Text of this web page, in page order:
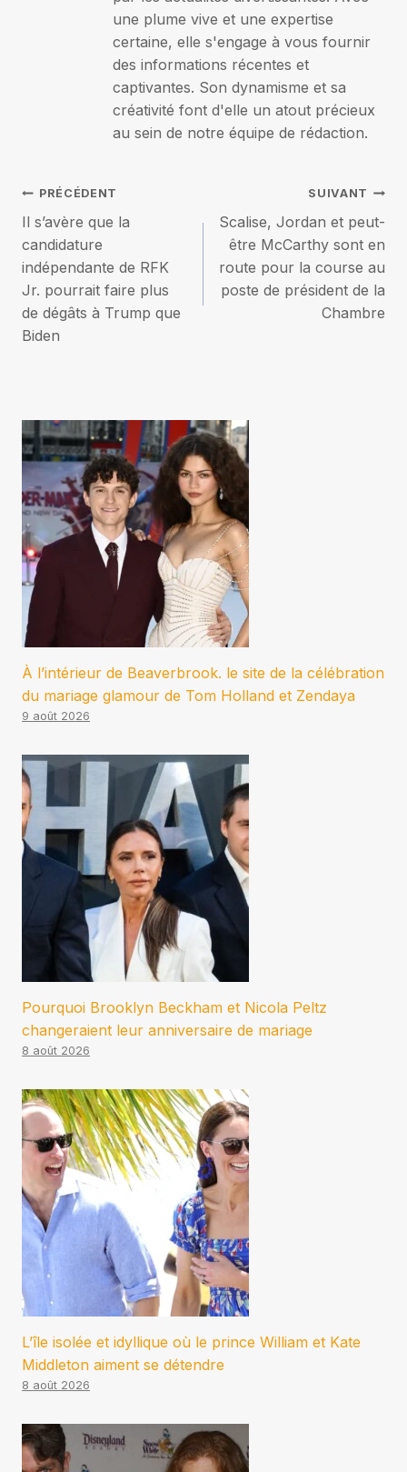
une plume vive et une expertise
certaine, elle s'engage à vous fournir
des informations récentes et
captivantes. Son dynamisme et sa
créativité font d'elle un atout précieux
au sein de notre équipe de rédaction.
Navigation
de
l’article
PRÉCÉDENT
Il s’avère que la
candidature
indépendante de RFK
Jr. pourrait faire plus
de dégâts à Trump que
Biden
SUIVANT
Scalise, Jordan et peut-
être McCarthy sont en
route pour la course au
poste de président de la
Chambre
À l’intérieur de Beaverbrook. le site de la célébration
du mariage glamour de Tom Holland et Zendaya
9 août 2026
Pourquoi Brooklyn Beckham et Nicola Peltz
changeraient leur anniversaire de mariage
8 août 2026
L’île isolée et idyllique où le prince William et Kate
Middleton aiment se détendre
8 août 2026